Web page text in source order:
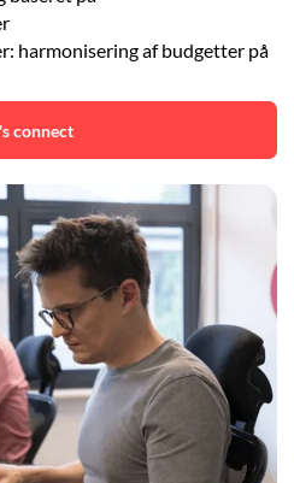
harmonisering af budgetter på
connect